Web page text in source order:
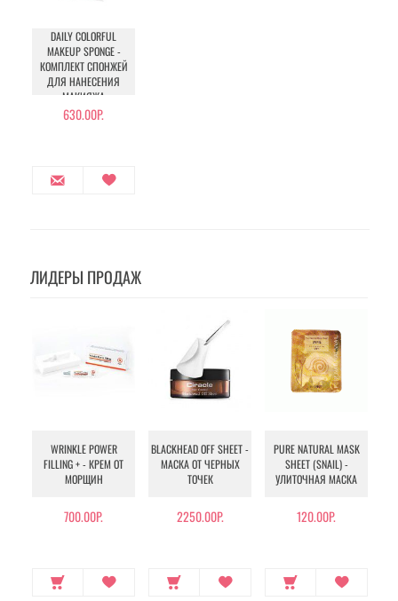
DAILY COLORFUL
MAKEUP SPONGE -
КОМПЛЕКТ СПОНЖЕЙ
ДЛЯ НАНЕСЕНИЯ
МАКИЯЖА
630.00Р.
ЛИДЕРЫ ПРОДАЖ
WRINKLE POWER
FILLING + - КРЕМ ОТ
МОРЩИН
700.00Р.
BLACKHEAD OFF SHEET -
МАСКА ОТ ЧЕРНЫХ
ТОЧЕК
2250.00Р.
PURE NATURAL MASK
SHEET (SNAIL) -
УЛИТОЧНАЯ МАСКА
120.00Р.